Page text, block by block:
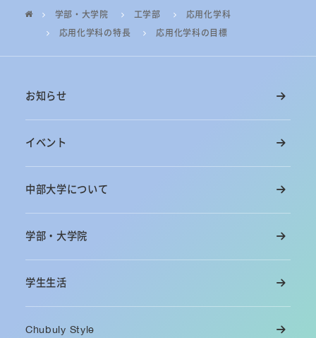
学部・大学院 工学部
応用化学科
応用化学科の特長
応用化学科の目標
お知らせ
イベント
中部大学について
学部・大学院
学生生活
Chubuly Style